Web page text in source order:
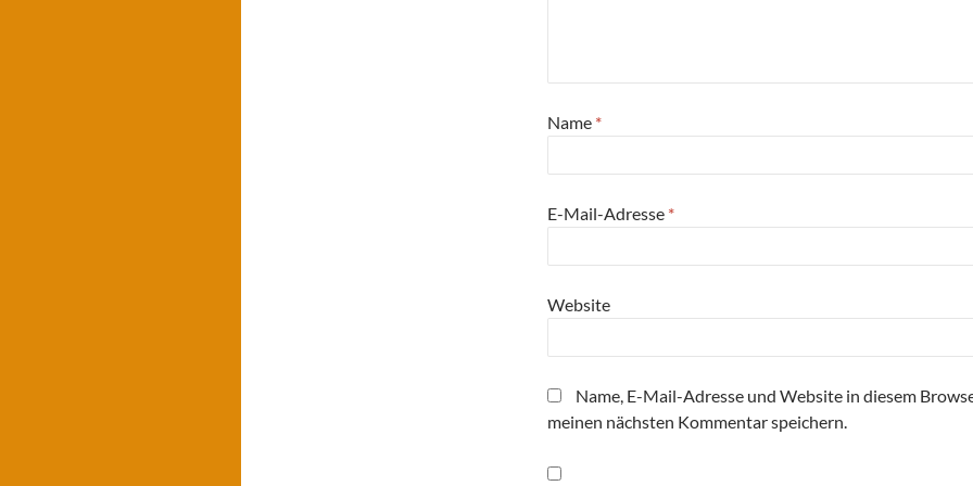
Name *
E-Mail-Adresse *
Website
Name, E-Mail-Adresse und Website in diesem
meinen nächsten Kommentar speichern.